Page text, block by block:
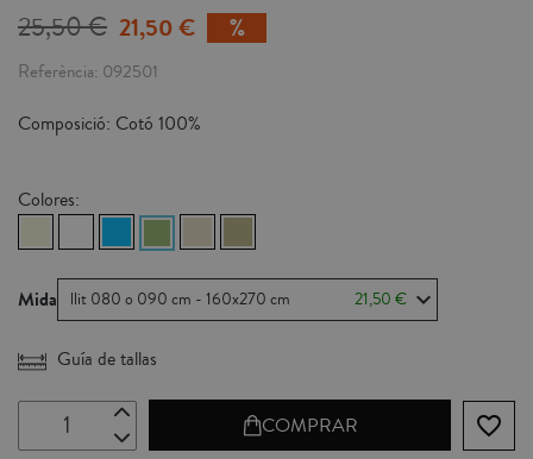
25,50 € 21,50 €
Referència 092501
Composició: Cotó 100%
Colores:
Mida llit 080 o 090 cm - 160x270 cm 21,50 €
Guía de tallas
COMPRAR favorite_border